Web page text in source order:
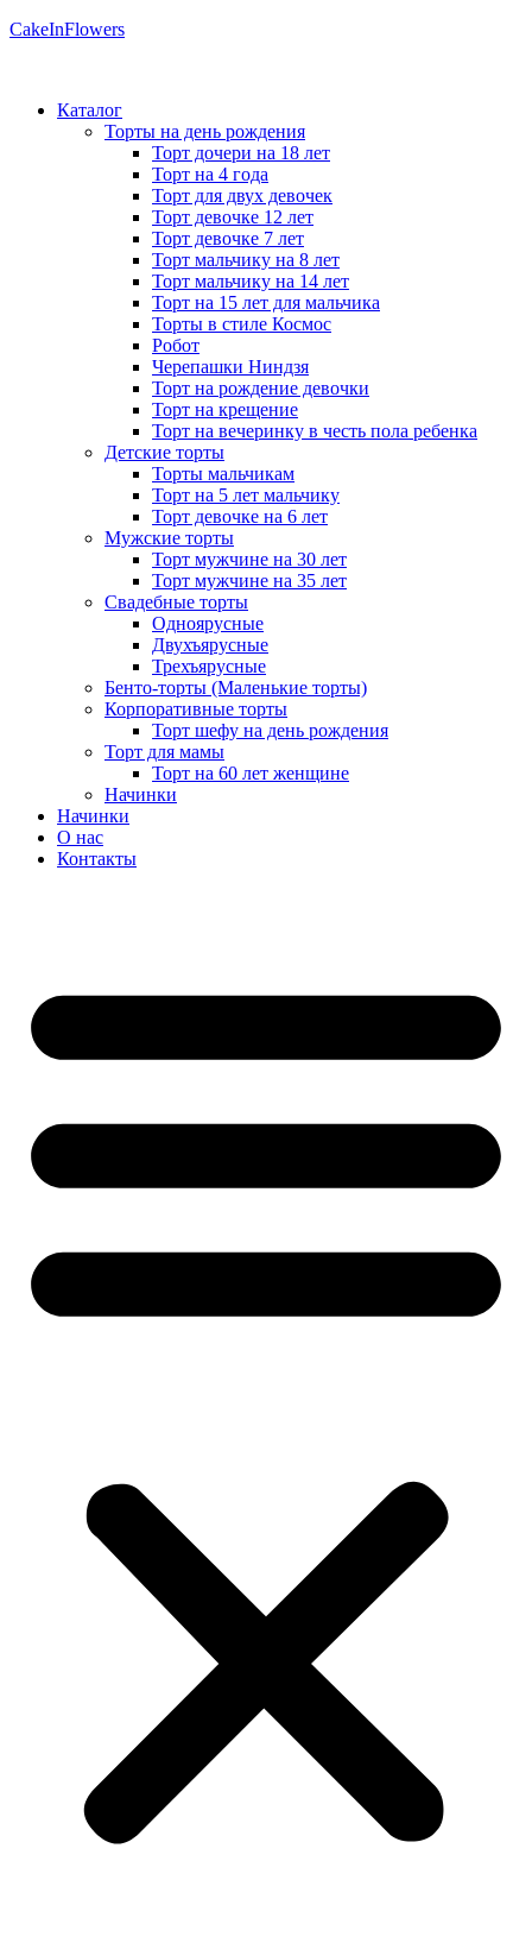
CakeInFlowers
Каталог
Торты на день рождения
Торт дочери на 18 лет
Торт на 4 года
Торт для двух девочек
Торт девочке 12 лет
Торт девочке 7 лет
Торт мальчику на 8 лет
Торт мальчику на 14 лет
Торт на 15 лет для мальчика
Торты в стиле Космос
Робот
Черепашки Ниндзя
Торт на рождение девочки
Торт на крещение
Торт на вечеринку в честь пола ребенка
Детские торты
Торты мальчикам
Торт на 5 лет мальчику
Торт девочке на 6 лет
Мужские торты
Торт мужчине на 30 лет
Торт мужчине на 35 лет
Свадебные торты
Одноярусные
Двухъярусные
Трехъярусные
Бенто-торты (Маленькие торты)
Корпоративные торты
Торт шефу на день рождения
Торт для мамы
Торт на 60 лет женщине
Начинки
Начинки
О нас
Контакты